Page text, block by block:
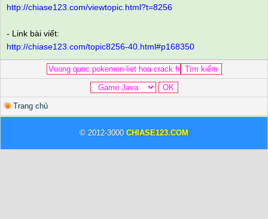
http://chiase123.com/viewtopic.html?t=8256
- Link bài viết:
http://chiase123.com/topic8256-40.html#p168350
Trang chủ
© 2012-3000 CHIASE123.COM